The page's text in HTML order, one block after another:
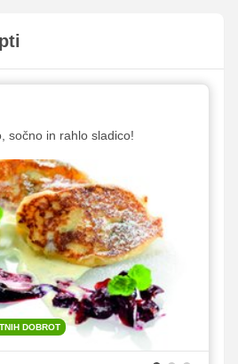
sočno in rahlo sladico!
DOBROT